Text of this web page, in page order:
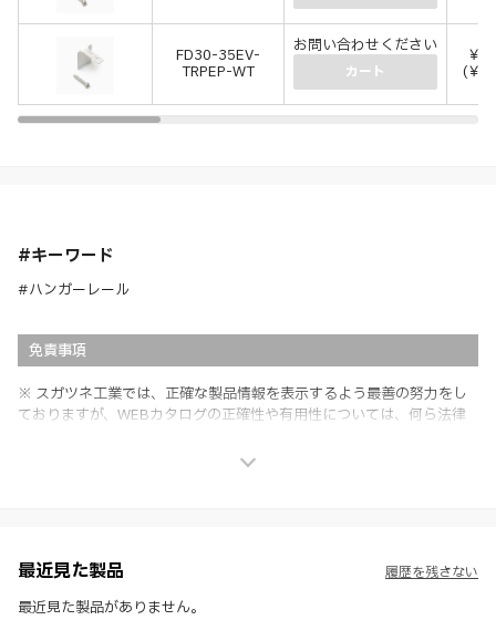
FD30-35EV-
TRPEP-WT
お問い合わせください
カート
￥
(￥
#キーワード
#ハンガーレール
免責事項
※ スガツネ工業では、正確な製品情報を表示するよう最善の努力をし
ておりますが、WEBカタログの正確性や有用性については、何ら法律
社製品の使用ご検討、又は販売促進目的の利用に限ります。
※ 本WEBサイト製品情報のご利用にあたっては、WEBサイト利用規
約、プライバシーポリシー、製品情報ガイドをご確認いただき、内容の
最近見た製品
最近見た製品がありません。
履歴を残さない